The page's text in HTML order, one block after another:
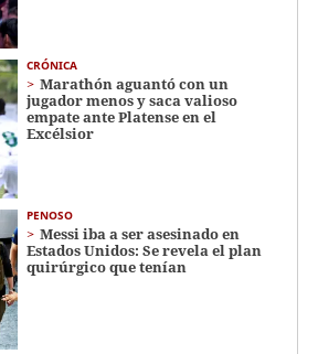
CRÓNICA
Marathón aguantó con un
jugador menos y saca valioso
empate ante Platense en el
Excélsior
PENOSO
Messi iba a ser asesinado en
Estados Unidos: Se revela el plan
quirúrgico que tenían